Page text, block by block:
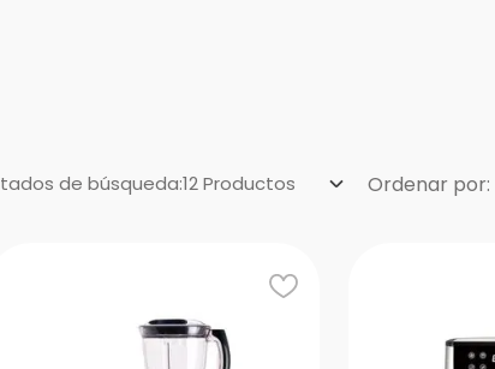
de búsqueda:12Productos Ordenar por